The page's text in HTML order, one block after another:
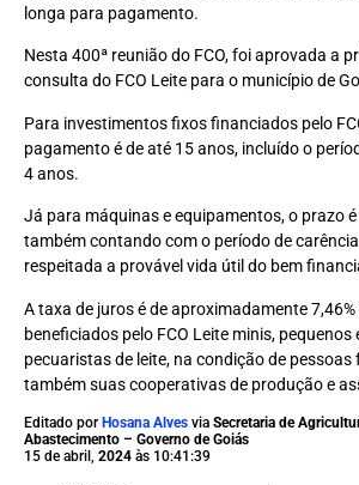
longa para pagamento.
Nesta 400ª reunião do FCO, foi aprovada a
consulta do FCO Leite para o município de
Para investimentos fixos financiados pelo
pagamento é de até 15 anos, incluído o
4 anos.
Já para máquinas e equipamentos, o prazo
também contando com o período de
respeitada a provável vida útil do bem
A taxa de juros é de aproximadamente
beneficiados pelo FCO Leite minis, pequenos
pecuaristas de leite, na condição de pessoas
também suas cooperativas de produção e
Editado por Hosana Alves via Secretaria de
Abastecimento – Governo de Goiás
15 de abril, 2024 às 10:41:39